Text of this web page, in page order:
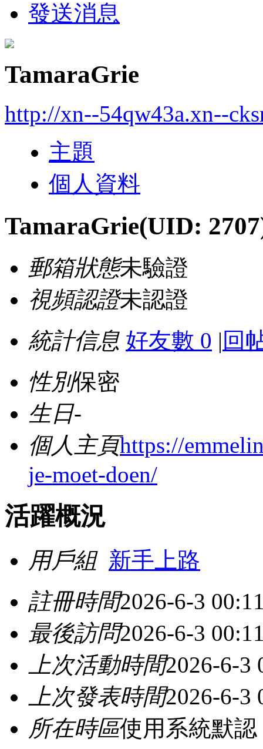
發送消息
TamaraGrie
http://xn--54qw43a.xn--
主題
個人資料
TamaraGrie(UID:
郵箱狀態未驗證
視頻認證未認證
統計信息 好友數 0 | 回
性別保密
生日-
個人主頁https://
je-moet-doen/
活躍概況
用戶組 新手上路
註冊時間2026-6-3
最後訪問2026-6-3
上次活動時間2026-6-3
上次發表時間2026-6-3
所在時區使用系統默認